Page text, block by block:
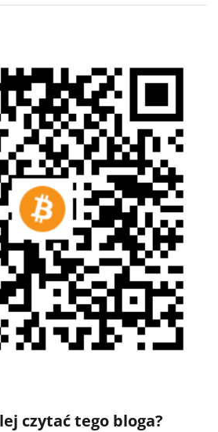
czytać tego bloga?